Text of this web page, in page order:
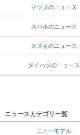
マツダのニュース
スバルのニュース
スズキのニュース
ダイハツのニュース
ニュースカテゴリ一覧
ニューモデル